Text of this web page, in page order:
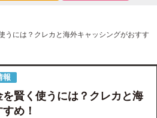
うには？クレカと海外キャッシングがおすす
報
賢く使うには？クレカと海
め！